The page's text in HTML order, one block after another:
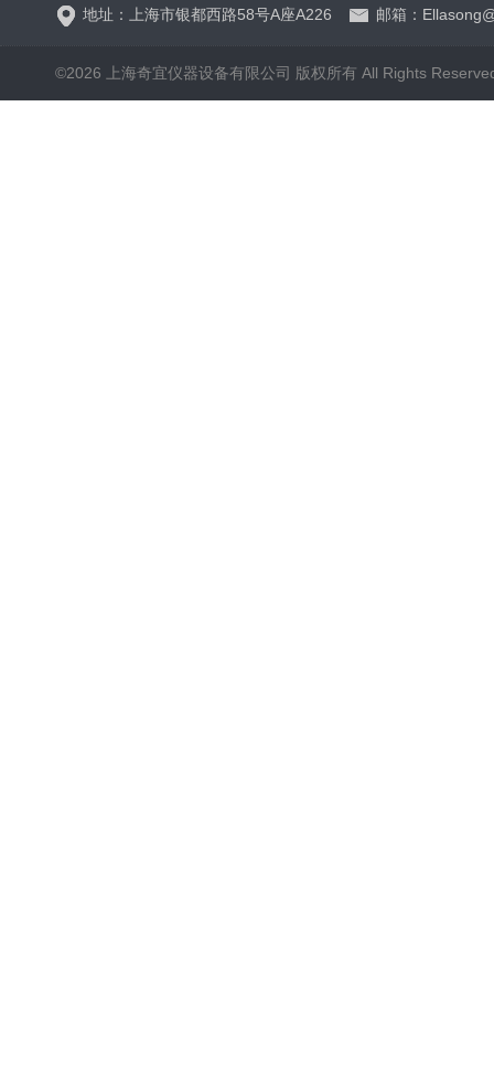
地址：上海市银都西路58号A座A226 邮箱：
©2026 上海奇宜仪器设备有限公司 版权所有 All Rights